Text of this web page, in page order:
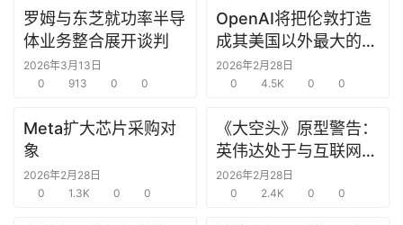
研
选
报
告
创
投
之
罗姆与东芝就功率半导
体业务整合展开谈判
2026年3月13日
0
913 0 0
OpenAI将把伦敦打造
成其美国以外最大的研
究中心
2026年2月28日
0
4.5K 0 0
Meta扩大芯片采购对
象
2026年2月28日
0
1.3K 0 0
《大空头》原型警告：
英伟达处于与互联网泡
沫时期思科同样的“危
险境地”
2026年2月28日
0
2.4K 0 0